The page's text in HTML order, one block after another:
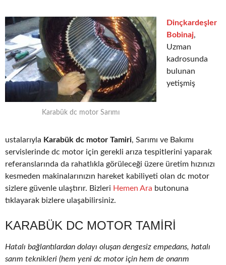
Karabük dc motor Sarımı
Dinçkardeşler
Bobinaj,
Uzman
kadrosunda
bulunan
yetişmiş
ustalarıyla Karabük dc motor Tamiri, Sarımı ve Bakımı
servislerinde dc motor için gerekli arıza tespitlerini yaparak
referanslarında da rahatlıkla görüleceği üzere üretim hızınızı
kesmeden makinalarınızın hareket kabiliyeti olan dc motor
sizlere güvenle ulaştırır. Bizleri Hemen Ara butonuna
tıklayarak bizlere ulaşabilirsiniz.
KARABÜK DC MOTOR TAMIRI
Hatalı bağlantılardan dolayı oluşan dengesiz empedans, hatalı
sarım teknikleri (hem yeni dc motor için hem de onarım